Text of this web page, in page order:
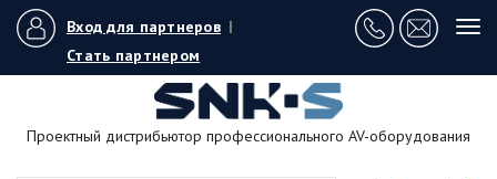
Вход для партнеров |
Стать партнером
Проектный дистрибьютор профессионального AV-оборудования